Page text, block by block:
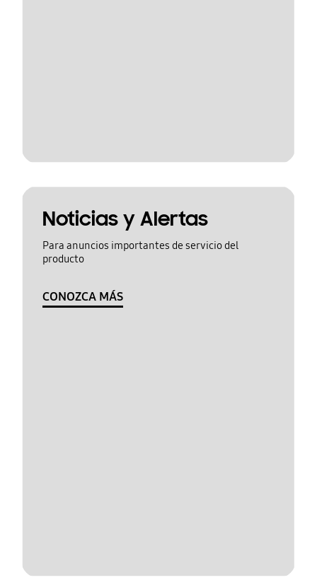
Noticias y Alertas
Para anuncios importantes de servicio del
producto
CONOZCA MÁS